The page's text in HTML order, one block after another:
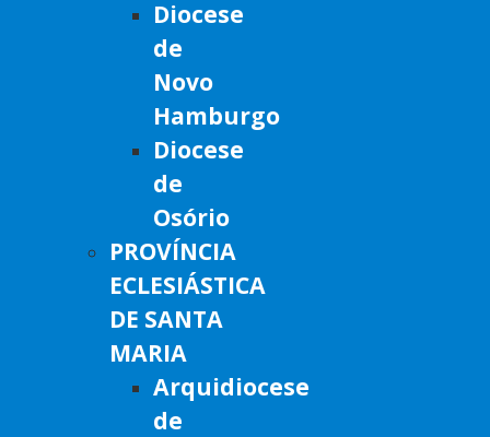
Diocese
de
Novo
Hamburgo
Diocese
de
Osório
PROVÍNCIA
ECLESIÁSTICA
DE SANTA
MARIA
Arquidiocese
de